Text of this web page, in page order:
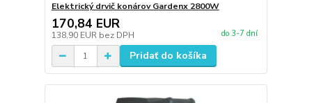
Elektrický drvič konárov Gardenx 2800W
170,84 EUR
138,90 EUR bez DPH do 3-7 dní
Pridať do košíka